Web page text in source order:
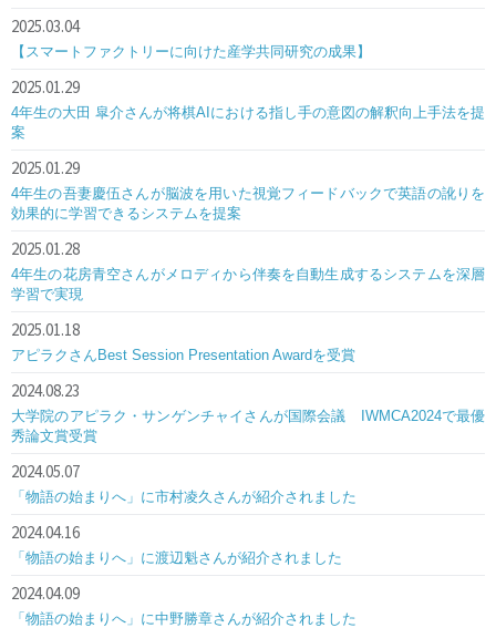
2025.03.04
【スマートファクトリーに向けた産学共同研究の成果】
2025.01.29
4年生の大田 皐介さんが将棋AIにおける指し手の意図の解釈向上手法を提
案
2025.01.29
4年生の吾妻慶伍さんが脳波を用いた視覚フィードバックで英語の訛りを
効果的に学習できるシステムを提案
2025.01.28
4年生の花房青空さんがメロディから伴奏を自動生成するシステムを深層
学習で実現
2025.01.18
アピラクさんBest Session Presentation Awardを受賞
2024.08.23
大学院のアピラク・サンゲンチャイさんが国際会議 IWMCA2024で最優
秀論文賞受賞
2024.05.07
「物語の始まりへ」に市村凌久さんが紹介されました
2024.04.16
「物語の始まりへ」に渡辺魁さんが紹介されました
2024.04.09
「物語の始まりへ」に中野勝章さんが紹介されました